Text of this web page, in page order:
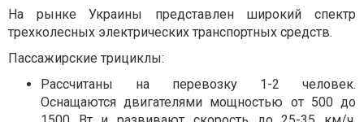
На рынке Украины представлен широкий спектр
трехколесных электрических транспортных средств.
Пассажирские трициклы:
Рассчитаны на перевозку 1-2 человек.
Оснащаются двигателями мощностью от 500 до